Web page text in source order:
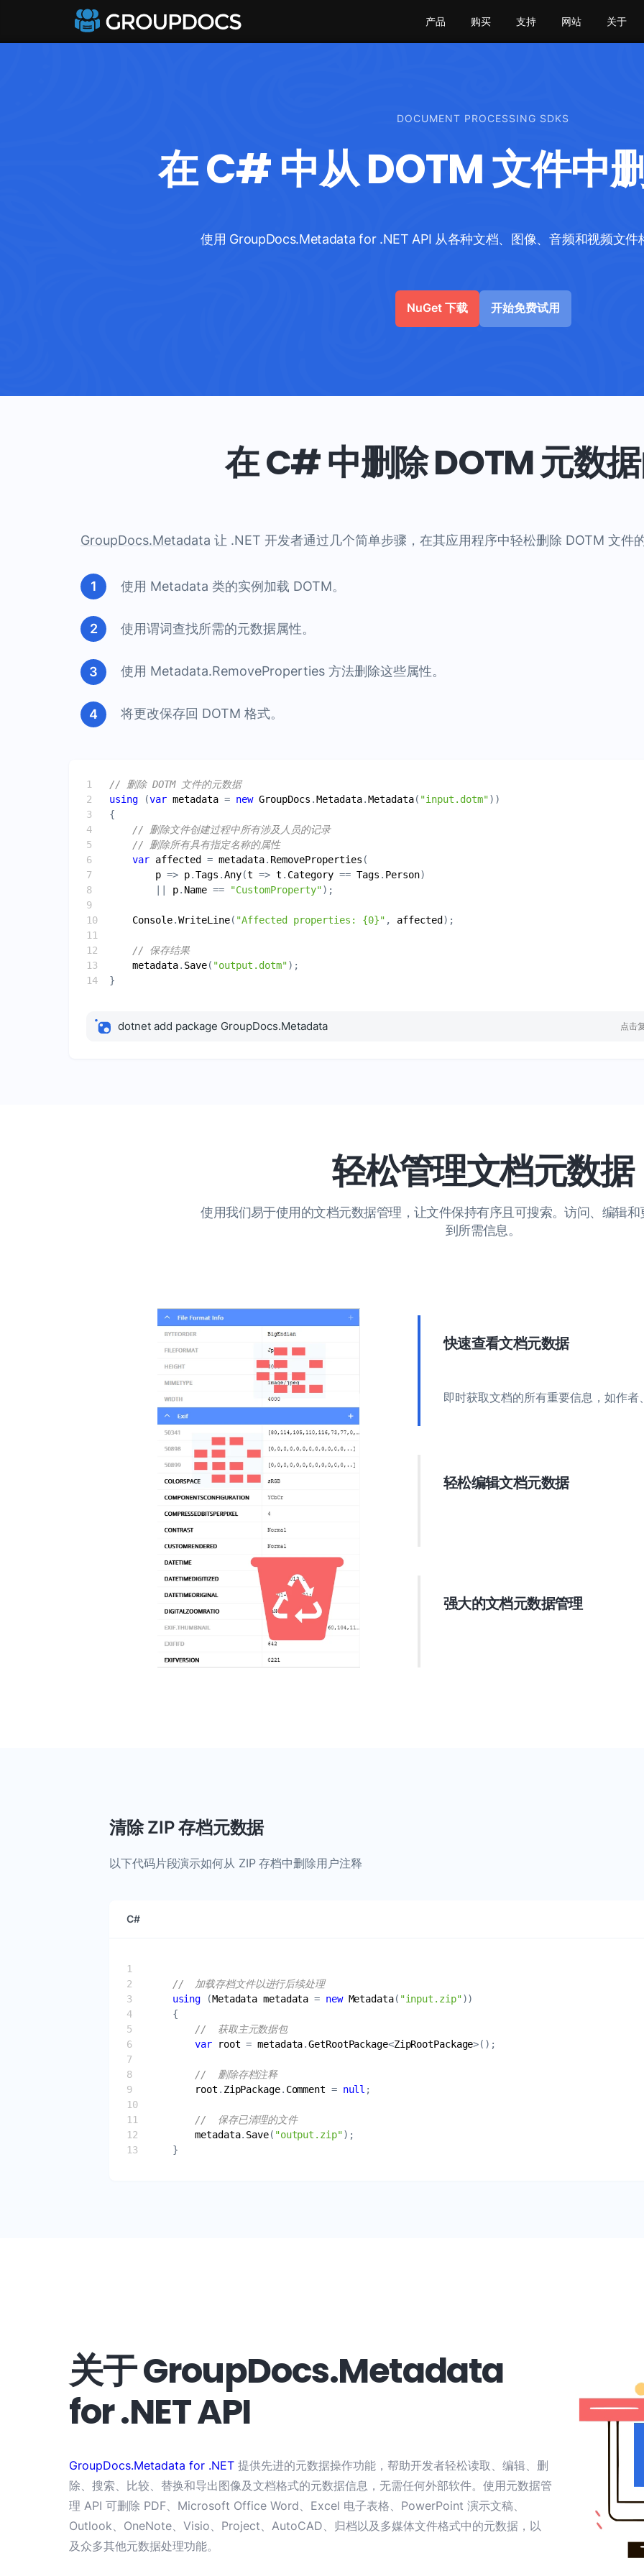
产品 购买 支持 网站 关于
DOCUMENT PROCESSING SDKS
在 C# 中从 DOTM 文件中
使用 GroupDocs.Metadata for .NET API 从各种文档、图像、音频和视频文件
NuGet 下载 开始免费试用
在 C# 中删除 DOTM 元数
GroupDocs.Metadata 让 .NET 开发者通过几个简单步骤，在其应用程序中轻松删除 DOTM 文件
使用 Metadata 类的实例加载 DOTM。
使用谓词查找所需的元数据属性。
使用 Metadata.RemoveProperties 方法删除这些属性。
将更改保存回 DOTM 格式。
// 删除 DOTM 文件的元数据
using (var metadata = new GroupDocs .Metadata.Metadata( "input.dotm"
// 删除文件创建过程中所有涉及人员的记录
// 删除所有具有指定名称的属性
var affected = metadata. RemoveProperties
p => p.Tags .Any(t => t . Category == Tags . Person
p. Name == "CustomProperty"
Console.WriteLine( "Affected properties: {0}" , affected
// 保存结果
metadata. Save( "output.dotm"
dotnet add package GroupDocs.Metadata 点击
轻松管理文档元数据
使用我们易于使用的文档元数据管理，让文件保持有序且可搜索。访问、编辑
到所需信息。
快速查看文档元数据
即时获取文档的所有重要信息，如作者
轻松编辑文档元数据
强大的文档元数据管理
清除 ZIP 存档元数据
以下代码片段演示如何从 ZIP 存档中删除用户注释
C#
//  加载存档文件以进行后续处理
using (Metadata metadata = new Metadata( "input.zip"
//  获取主元数据包
var
root = metadata.GetRootPackage<ZipRootPackage
//  删除存档注释
root . ZipPackage. Comment = null
//  保存已清理的文件
metadata. Save( "output.zip"
关于 GroupDocs.Metadata
for .NET API
GroupDocs.Metadata for .NET 提供先进的元数据操作功能，帮助开发者轻松读取、编辑、删
除、搜索、比较、替换和导出图像及文档格式的元数据信息，无需任何外部软件。使用元数据管
理 API 可删除 PDF、Microsoft Office Word、Excel 电子表格、PowerPoint 演示文稿、
Outlook、OneNote、Visio、Project、AutoCAD、归档以及多媒体文件格式中的元数据，以
及众多其他元数据处理功能。